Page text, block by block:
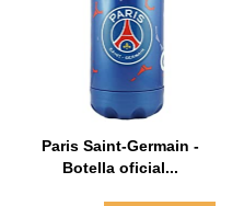
Paris Saint-Germain -
Botella oficial...